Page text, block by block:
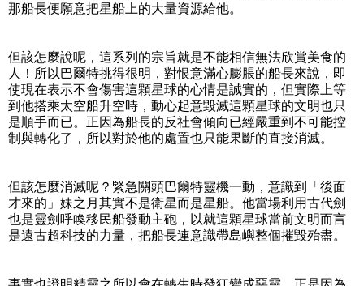
那船長便願意把星船上的大量資源給他。
但該怎麼說呢，這系列的宗旨就是不能相信無法欣賞美食的
人！所以巴爾特挑得很明，對恨意滿心膨脹的船長來說，即
使現在表示不會傷害這顆星球的心情是誠實的，但實際上等
到他搭乘太空船升空時，動心起意毀滅這顆星球的文明也只
是順手而已。正因為船長的反社會傾向已經嚴重到不可能控
制與轉化了，所以對於他的處置也只能果斷的直接消滅。
但該怎麼消滅呢？緊急關頭巴爾特靈機一動，意識到「後面
才來的」妹之月其實不是衛星而是星船。他當場利用古代劍
也是靈劍呼喚移民船發動主砲，以就這顆星球當前文明而言
是遠古超科技的力量，把船長連意識帶島嶼整個摧毀殆盡。